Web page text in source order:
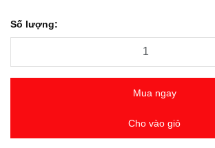
Số lượng:
Mua ngay
Cho vào giỏ